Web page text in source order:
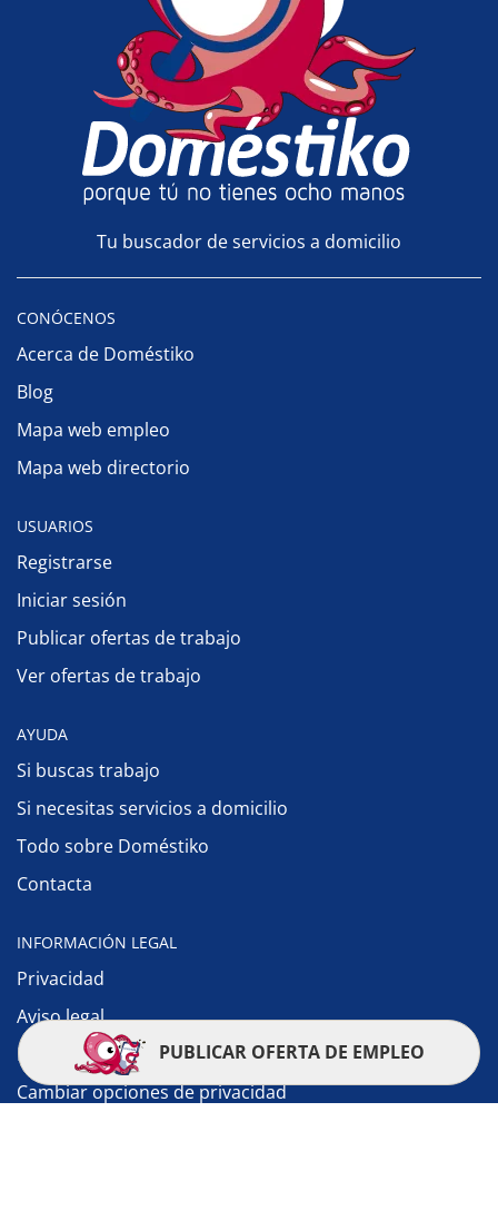
Tu buscador de servicios a domicilio
CONÓCENOS
Acerca de Doméstiko
Blog
Mapa web empleo
Mapa web directorio
USUARIOS
Registrarse
Iniciar sesión
Publicar ofertas de trabajo
Ver ofertas de trabajo
AYUDA
Si buscas trabajo
Si necesitas servicios a domicilio
Todo sobre Doméstiko
Contacta
INFORMACIÓN LEGAL
Privacidad
Aviso legal
Política de cookies
Cambiar opciones de privacidad
PUBLICAR OFERTA DE EMPLEO